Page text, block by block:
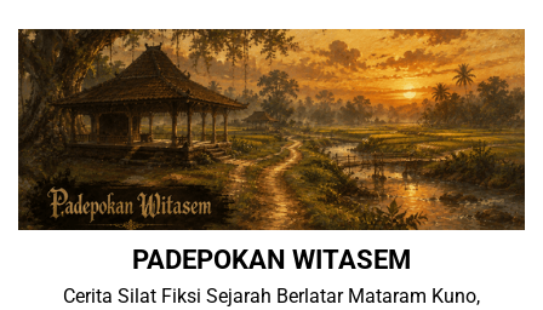
content
PADEPOKAN WITASEM
Cerita Silat Fiksi Sejarah Berlatar Mataram Kuno,